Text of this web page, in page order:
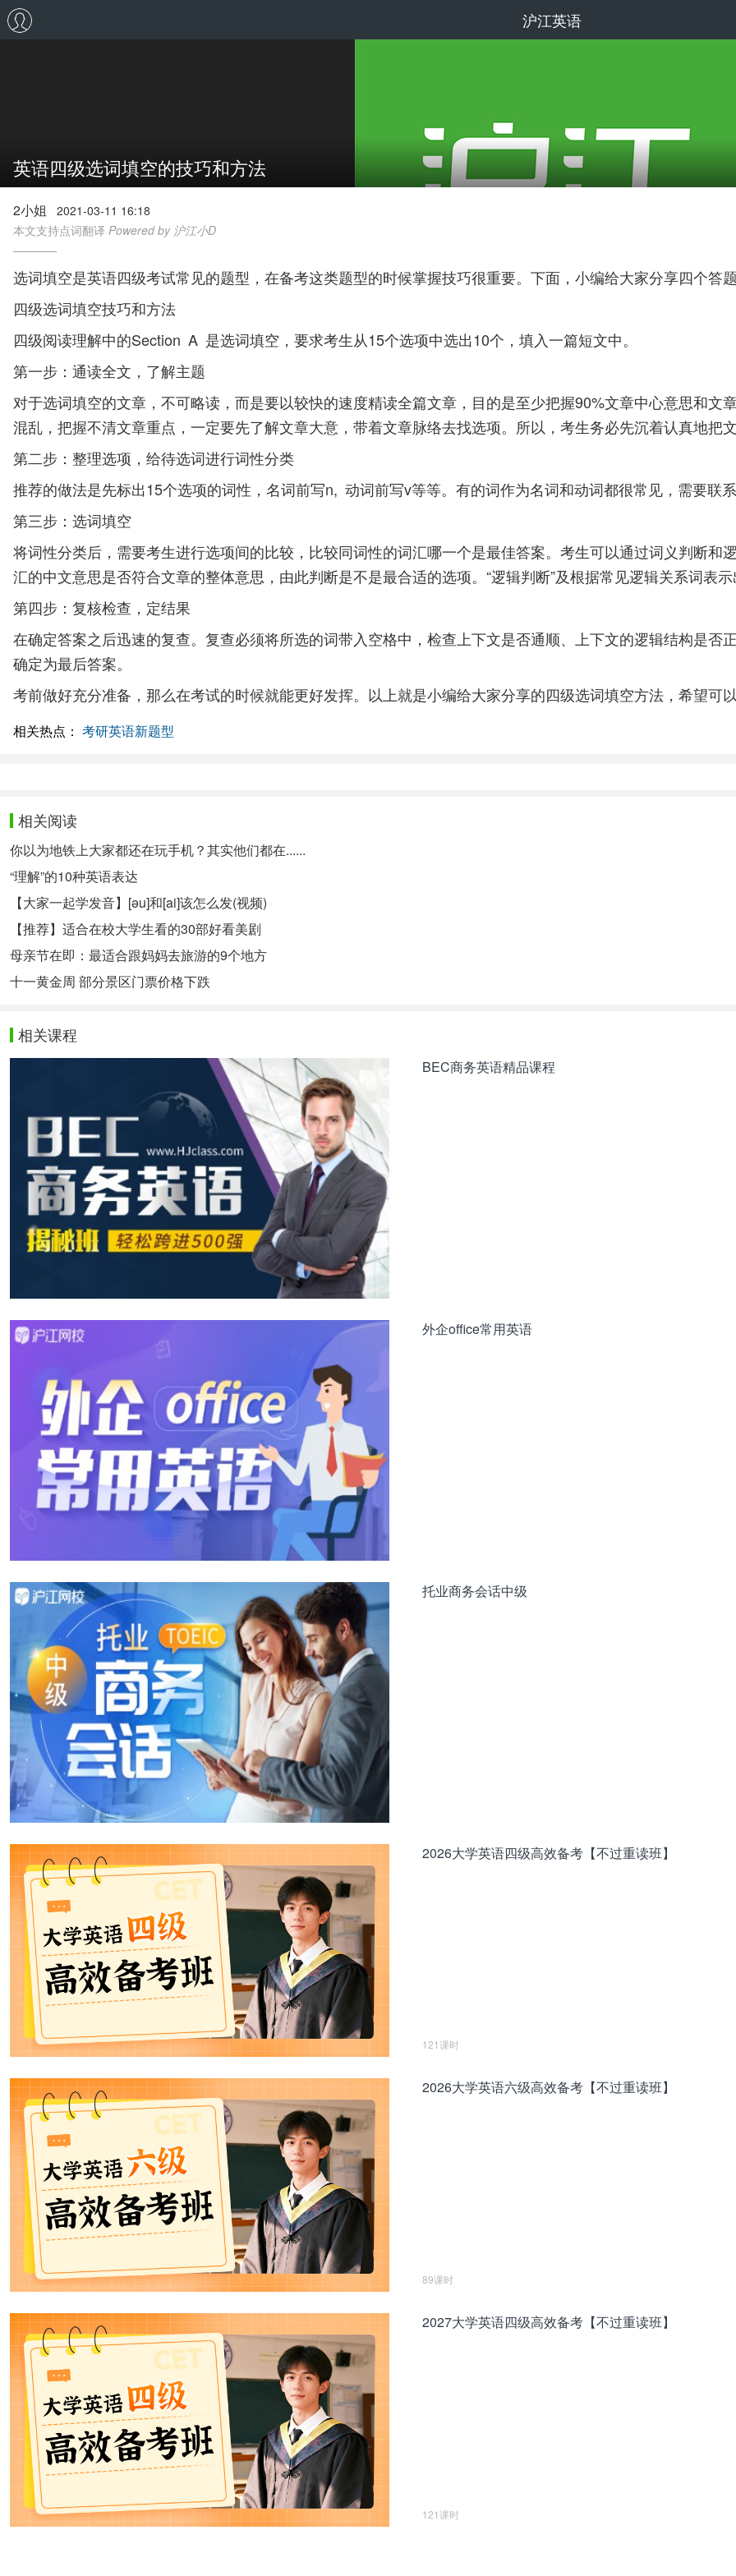
沪江英语
英语四级选词填空的技巧和方法
2小姐
2021-03-11 16:18
本文支持点词翻译 Powered by 沪江小D
选词填空是英语四级考试常见的题型，在备考这类题型的时候掌握技巧很重要。下面，小编给大家分享四个答
四级选词填空技巧和方法
四级阅读理解中的Section A 是选词填空，要求考生从15个选项中选出10个，填入一篇短文中。
第一步：通读全文，了解主题
对于选词填空的文章，不可略读，而是要以较快的速度精读全篇文章，目的是至少把握90%文章中心意思和文
混乱，把握不清文章重点，一定要先了解文章大意，带着文章脉络去找选项。所以，考生务必先沉着认真地把
第二步：整理选项，给待选词进行词性分类
推荐的做法是先标出15个选项的词性，名词前写n, 动词前写v等等。有的词作为名词和动词都很常见，需要联
第三步：选词填空
将词性分类后，需要考生进行选项间的比较，比较同词性的词汇哪一个是最佳答案。考生可以通过词义判断和
汇的中文意思是否符合文章的整体意思，由此判断是不是最合适的选项。“逻辑判断”及根据常见逻辑关系词表
第四步：复核检查，定结果
在确定答案之后迅速的复查。复查必须将所选的词带入空格中，检查上下文是否通顺、上下文的逻辑结构是否
确定为最后答案。
考前做好充分准备，那么在考试的时候就能更好发挥。以上就是小编给大家分享的四级选词填空方法，希望可
相关热点： 考研英语新题型
相关阅读
你以为地铁上大家都还在玩手机？其实他们都在......
“理解”的10种英语表达
【大家一起学发音】[əu]和[ai]该怎么发(视频)
【推荐】适合在校大学生看的30部好看美剧
母亲节在即：最适合跟妈妈去旅游的9个地方
十一黄金周 部分景区门票价格下跌
相关课程
BEC商务英语精品课程
外企office常用英语
托业商务会话中级
2026大学英语四级高效备考【不过重读班】
121课时
2026大学英语六级高效备考【不过重读班】
89课时
2027大学英语四级高效备考【不过重读班】
121课时